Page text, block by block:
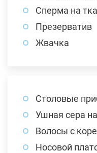
Сперма на
Презерватив
Жвачка
Столовые
Ушная сера
Волосы с
Носовой